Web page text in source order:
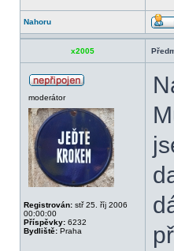
Nahoru
x2005
moderátor
Registrován: stř 25. říj 2006
00:00:00
Příspěvky: 6232
Bydliště: Praha